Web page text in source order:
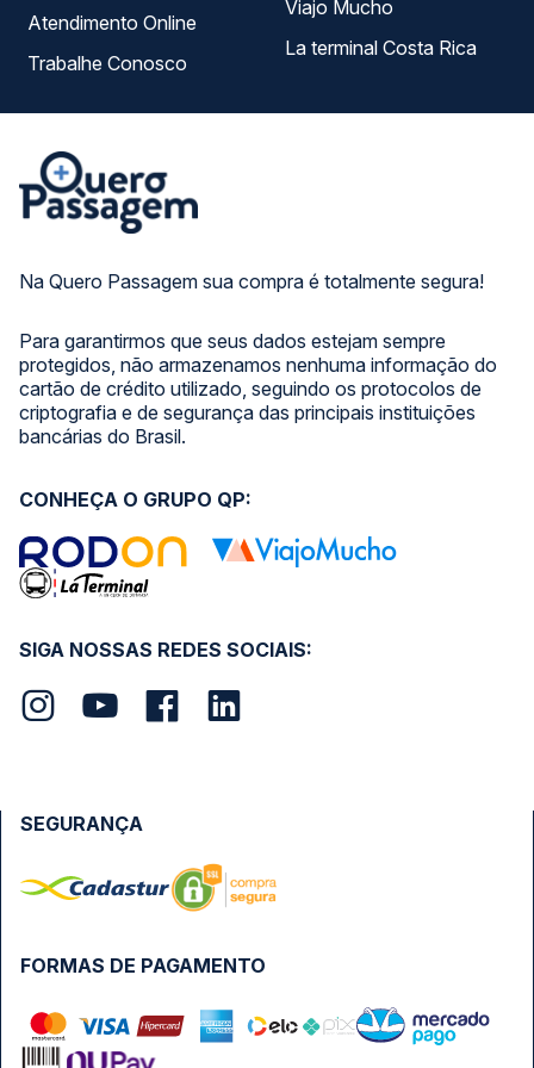
Na Quero Passagem sua compra é totalmente segura!
Para garantirmos que seus dados estejam sempre
protegidos, não armazenamos nenhuma informação do
cartão de crédito utilizado, seguindo os protocolos de
criptografia e de segurança das principais instituições
bancárias do Brasil.
Atendimento Online
Trabalhe Conosco
Viajo Mucho
La terminal Costa Rica
SIGA NOSSAS REDES SOCIAIS:
CONHEÇA O GRUPO QP:
FORMAS DE PAGAMENTO
SEGURANÇA